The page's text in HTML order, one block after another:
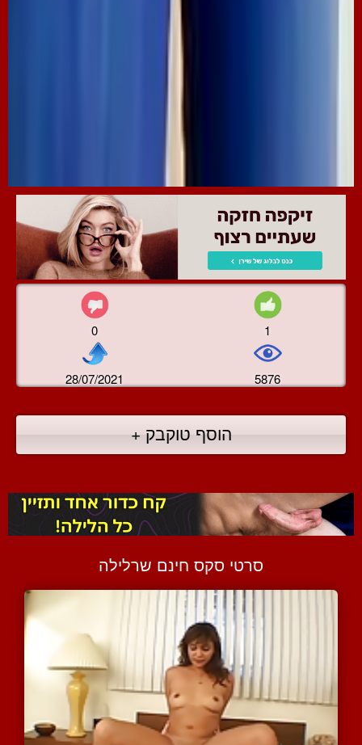
0 1
28/07/2021 5876
הוסף טוקבק +
סרטי סקס חינם שרלילה